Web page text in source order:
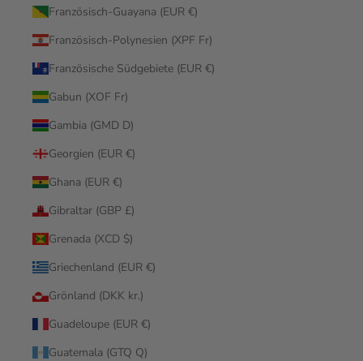
Französisch-Guayana (EUR €)
Französisch-Polynesien (XPF Fr)
Französische Südgebiete (EUR €)
Gabun (XOF Fr)
Gambia (GMD D)
Georgien (EUR €)
Ghana (EUR €)
Gibraltar (GBP £)
Grenada (XCD $)
Griechenland (EUR €)
Grönland (DKK kr.)
Guadeloupe (EUR €)
Guatemala (GTQ Q)